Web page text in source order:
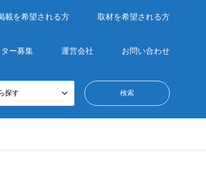
載を希望される方 取材を希望される方
ー募集 運営会社 お問い合わせ
探す